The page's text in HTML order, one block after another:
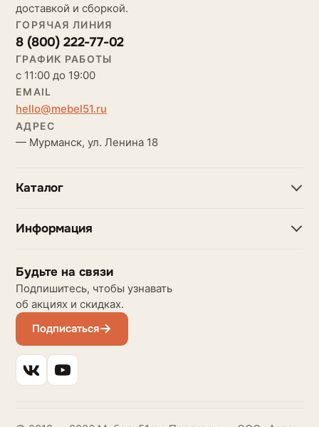
доставкой и сборкой.
ГОРЯЧАЯ ЛИНИЯ
8 (800) 222-77-02
ГРАФИК РАБОТЫ
с 11:00 до 19:00
EMAIL
hello@mebel51.ru
АДРЕС
— Мурманск, ул. Ленина 18
Каталог
Информация
Будьте на связи
Подпишитесь, чтобы узнавать
об акциях и скидках.
Подписаться